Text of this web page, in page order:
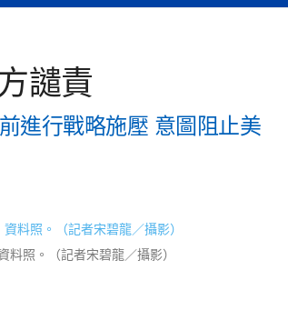
譴責
進行戰略施壓 意圖阻止美
照。（記者宋碧龍／攝影）